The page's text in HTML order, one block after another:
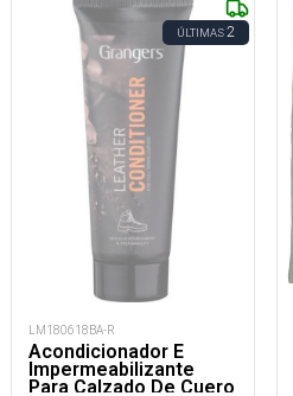
ÚLTIMAS2
LM180618BA-R
Acondicionador E
Impermeabilizante
Para Calzado De Cuero